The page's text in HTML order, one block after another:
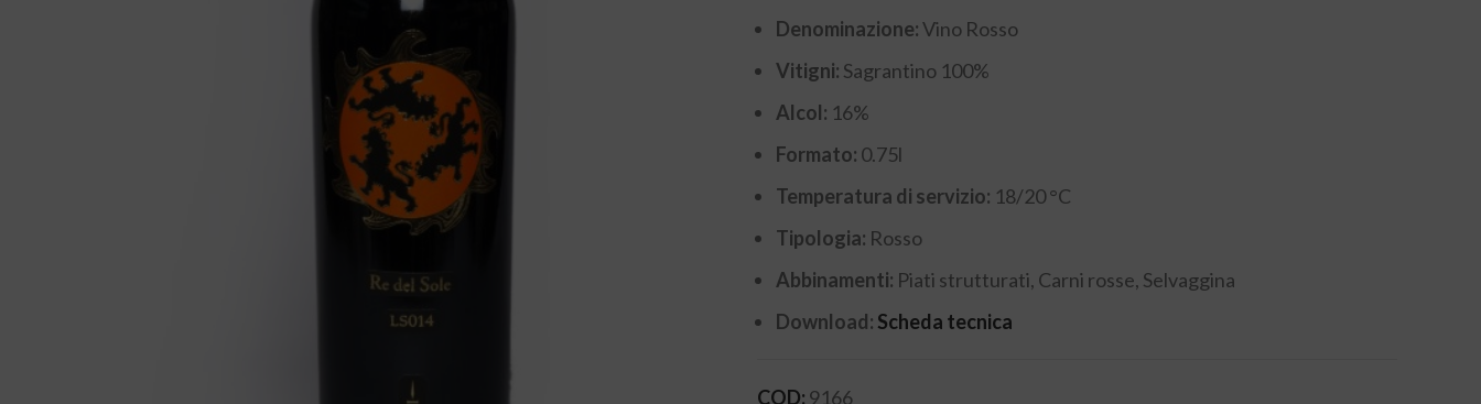
Denominazione:Vino Rosso
Vitigni: Sagrantino 100%
Alcol: 16%
Formato: 0.75l
Temperatura di servizio: 18/20 °C
Tipologia: Rosso
Abbinamenti: Piati strutturati, Carni rosse, Selvaggina
Download: Scheda tecnica
COD: 9166